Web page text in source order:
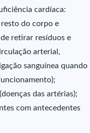
cardíaca:
do corpo e
retirar resíduos e
arterial,
sanguínea quando
das artérias);
com antecedentes